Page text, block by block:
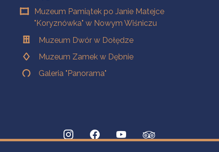
Muzeum Pamiątek po Janie Matejce
"Koryznówka" w Nowym Wiśniczu
Muzeum Dwór w Dołędze
Muzeum Zamek w Dębnie
Galeria "Panorama"